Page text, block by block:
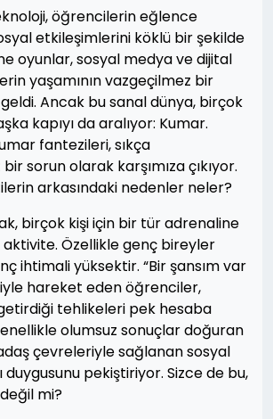
öğrencilerin eğlence
etkileşimlerini köklü bir şekilde
oyunlar, sosyal medya ve dijital
yaşamının vazgeçilmez bir
Ancak bu sanal dünya, birçok
kapıyı da aralıyor: Kumar.
fantezileri, sıkça
bir sorun olarak karşımıza çıkıyor.
arkasındaki nedenler neler?
birçok kişi için bir tür adrenaline
Özellikle genç bireyler
ihtimali yüksektir. “Bir şansım var
hareket eden öğrenciler,
tehlikeleri pek hesaba
olumsuz sonuçlar doğuran
çevreleriyle sağlanan sosyal
duygusunu pekiştiriyor. Sizce de bu,
mi?